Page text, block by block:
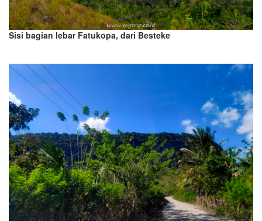
Sisi bagian lebar Fatukopa, dari Besteke